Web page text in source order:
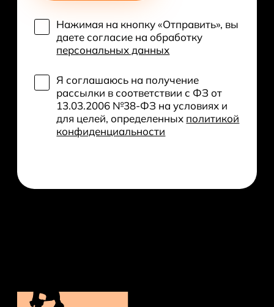
Нажимая на кнопку «Отправить», вы
даете согласие на обработку
персональных данных
Я соглашаюсь на получение
рассылки в соответствии с ФЗ от
13.03.2006 №38-ФЗ на условиях и
для целей, определенных политикой
конфиденциальности